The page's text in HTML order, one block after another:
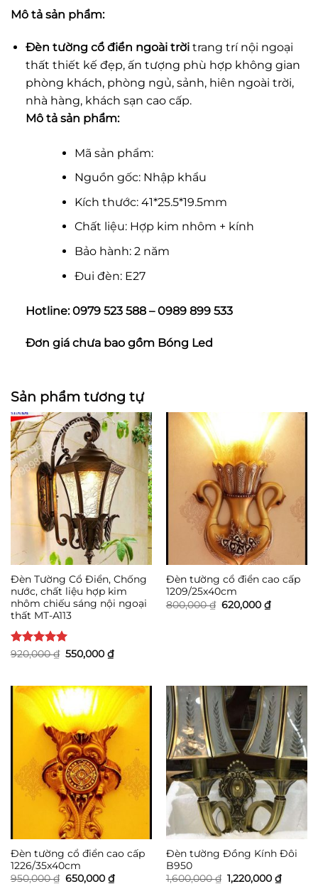
Mô tả sản phẩm:
Đèn tường cổ điển ngoài trời trang trí nội ngoại
thất thiết kế đẹp, ấn tượng phù hợp không gian
phòng khách, phòng ngủ, sảnh, hiên ngoài trời,
nhà hàng, khách sạn cao cấp.
Mô tả sản phẩm:
Mã sản phẩm:
Nguồn gốc: Nhập khẩu
Kích thước: 41*25.5*19.5mm
Chất liệu: Hợp kim nhôm + kính
Bảo hành: 2 năm
Đui đèn: E27
Hotline: 0979 523 588 – 0989 899 533
Đơn giá chưa bao gồm Bóng Led
Sản phẩm tương tự
Đèn Tường Cổ Điển, Chống
nước, chất liệu hợp kim
nhôm chiếu sáng nội ngoại
thất MT-A113
Được xếp
920,000₫ Giá
gốc
550,000 ₫Giá
hiện
550,000 ₫.
Đèn tường cổ điển cao cấp
1209/25x40cm
800,000₫ Giá
620,000 ₫Giá
hiện
Đèn tường cổ điển cao cấp
1226/35x40cm
950,000₫ Giá
650,000 ₫Giá
Đèn tường Đồng Kính Đôi
B950
1,600,000₫ Giá
1,220,000 ₫Giá